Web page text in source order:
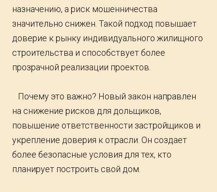
назначению, а риск мошенничества
значительно снижен. Такой подход повышает
доверие к рынку индивидуального жилищного
строительства и способствует более
прозрачной реализации проектов.
Почему это важно? Новый закон направлен
на снижение рисков для дольщиков,
повышение ответственности застройщиков и
укрепление доверия к отрасли. Он создает
более безопасные условия для тех, кто
планирует построить свой дом.